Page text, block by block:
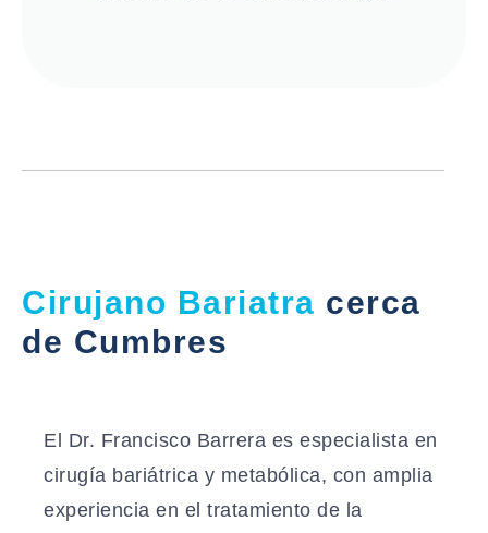
Cirujano Bariatra cerca
de Cumbres
El Dr. Francisco Barrera es especialista en
cirugía bariátrica y metabólica, con amplia
experiencia en el tratamiento de la